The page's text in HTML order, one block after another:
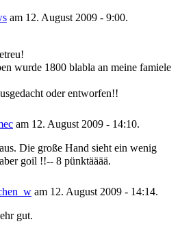
am 12. August 2009 - 9:00.
wurde 1800 blabla an meine famiele
oder entworfen!!
am 12. August 2009 - 14:10.
Die große Hand sieht ein wenig
goil !!-- 8 pünktääää.
am 12. August 2009 - 14:14.
gut.